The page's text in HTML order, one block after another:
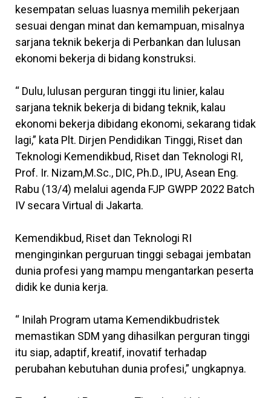
kesempatan seluas luasnya memilih pekerjaan
sesuai dengan minat dan kemampuan, misalnya
sarjana teknik bekerja di Perbankan dan lulusan
ekonomi bekerja di bidang konstruksi.
“ Dulu, lulusan perguran tinggi itu linier, kalau
sarjana teknik bekerja di bidang teknik, kalau
ekonomi bekerja dibidang ekonomi, sekarang tidak
lagi,” kata Plt. Dirjen Pendidikan Tinggi, Riset dan
Teknologi Kemendikbud, Riset dan Teknologi RI,
Prof. Ir. Nizam,M.Sc., DIC, Ph.D., IPU, Asean Eng.
Rabu (13/4) melalui agenda FJP GWPP 2022 Batch
IV secara Virtual di Jakarta.
Kemendikbud, Riset dan Teknologi RI
menginginkan perguruan tinggi sebagai jembatan
dunia profesi yang mampu mengantarkan peserta
didik ke dunia kerja.
“ Inilah Program utama Kemendikbudristek
memastikan SDM yang dihasilkan perguran tinggi
itu siap, adaptif, kreatif, inovatif terhadap
perubahan kebutuhan dunia profesi,” ungkapnya.